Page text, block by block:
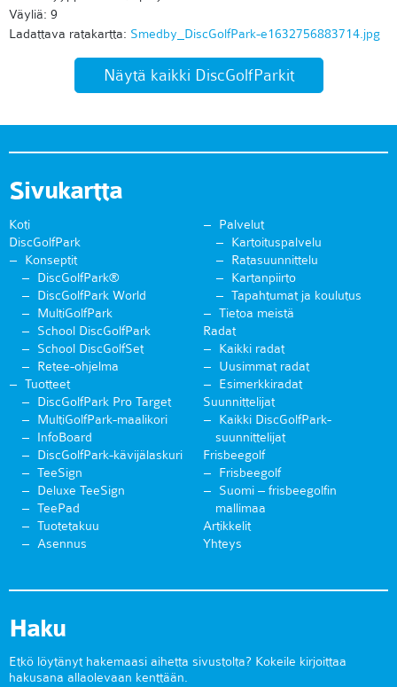
Väyliä: 9
Ladattava ratakartta: Smedby_DiscGolfPark-e1632756883714.jpg
Näytä kaikki DiscGolfParkit
Sivukartta
Koti
DiscGolfPark
Konseptit
DiscGolfPark®
DiscGolfPark World
MultiGolfPark
School DiscGolfPark
School DiscGolfSet
Retee-ohjelma
Tuotteet
DiscGolfPark Pro Target
MultiGolfPark-maalikori
InfoBoard
DiscGolfPark-kävijälaskuri
TeeSign
Deluxe TeeSign
TeePad
Tuotetakuu
Asennus
Palvelut
Kartoituspalvelu
Ratasuunnittelu
Kartanpiirto
Tapahtumat ja koulutus
Tietoa meistä
Radat
Kaikki radat
Uusimmat radat
Esimerkkiradat
Suunnittelijat
Kaikki DiscGolfPark-
suunnittelijat
Frisbeegolf
Frisbeegolf
Suomi – frisbeegolfin
mallimaa
Artikkelit
Yhteys
Haku
Etkö löytänyt hakemaasi aihetta sivustolta? Kokeile kirjoittaa
hakusana allaolevaan kenttään.